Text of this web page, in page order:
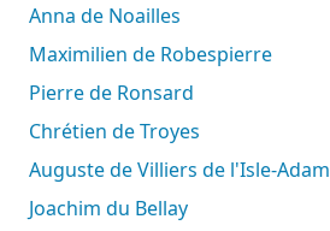
Anna de Noailles
Maximilien de Robespierre
Pierre de Ronsard
Chrétien de Troyes
Auguste de Villiers de l'Isle-Adam
Joachim du Bellay